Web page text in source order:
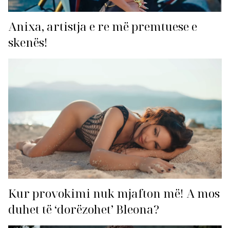
Anixa, artistja e re më premtuese e
skenës!
Kur provokimi nuk mjafton më! A mos
duhet të ‘dorëzohet’ Bleona?